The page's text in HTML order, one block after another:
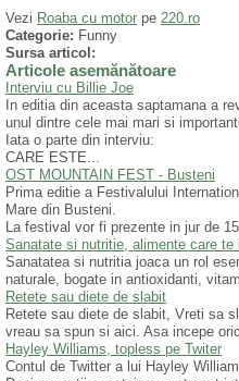
Vezi Roaba cu motor pe 220.ro
Categorie: Funny
Sursa articol:
Articole asemănătoare
Interviu cu Billie Joe
In editia din aceasta saptamana a
unul dintre cele mai mari si
Iata o parte din interviu:
CARE ESTE...
OST MOUNTAIN FEST - Busteni
Prima editie a Festivalului
Mare din Busteni.
La festival vor fi prezente in jur de
Sanatate si nutritie, alimente care te
Sanatatea si nutritia joaca un rol
naturale, bogate in antioxidanti,
Retete sau diete de slabit
Retete sau diete de slabit, Vreti sa
vreau sa spun si aici. Asa incepe
Hayley Williams, topless pe Twiter
Contul de Twitter a lui Hayley